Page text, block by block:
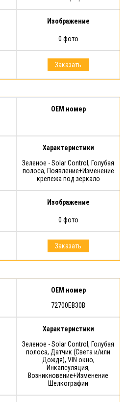
Изображение
0 фото
Заказать
OEM номер
Характеристики
Зеленое - Solar Control, Голубая
полоса, Появление+Изменение
крепежа под зеркало
Изображение
0 фото
Заказать
OEM номер
72700EB30B
Характеристики
Зеленое - Solar Control, Голубая
полоса, Датчик (Света и/или
Дождя), VIN окно,
Инкапсуляция,
Возникновение+Изменение
Шелкографии